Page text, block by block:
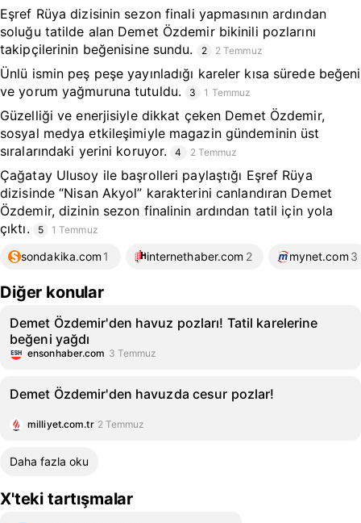
Eşref Rüya dizisinin sezon finali yapmasının ardından
soluğu tatilde alan Demet Özdemir bikinili pozlarını
takipçilerinin beğenisine sundu.
2 2 Temmuz
Ünlü ismin peş peşe yayınladığı kareler kısa sürede beğeni
ve yorum yağmuruna tutuldu.
3 1 Temmuz
Güzelliği ve enerjisiyle dikkat çeken Demet Özdemir,
sosyal medya etkileşimiyle magazin gündeminin üst
sıralarındaki yerini koruyor.
4 2 Temmuz
Çağatay Ulusoy ile başrolleri paylaştığı Eşref Rüya
dizisinde “Nisan Akyol” karakterini canlandıran Demet
Özdemir, dizinin sezon finalinin ardından tatil için yola
çıktı.
5 1 Temmuz
sondakika.com 1 internethaber.com 2 mynet.com 3
Diğer konular
Demet Özdemir'den havuz pozları! Tatil karelerine
beğeni yağdı
ensonhaber.com 3 Temmuz
Demet Özdemir'den havuzda cesur pozlar!
milliyet.com.tr 2 Temmuz
Daha fazla oku
X'teki tartışmalar